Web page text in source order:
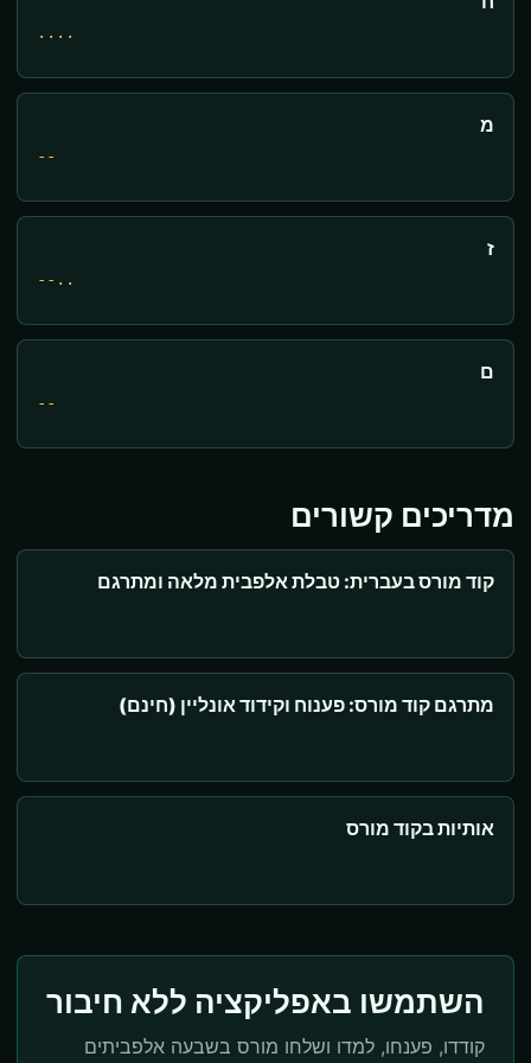
....
מ
--
ז
--..
ם
--
מדריכים קשורים
קוד מורס בעברית: טבלת אלפבית מלאה ומתרגם
מתרגם קוד מורס: פענוח וקידוד אונליין (חינם)
אותיות בקוד מורס
השתמשו באפליקציה ללא חיבור
קודדו, פענחו, למדו ושלחו מורס בשבעה אלפביתים